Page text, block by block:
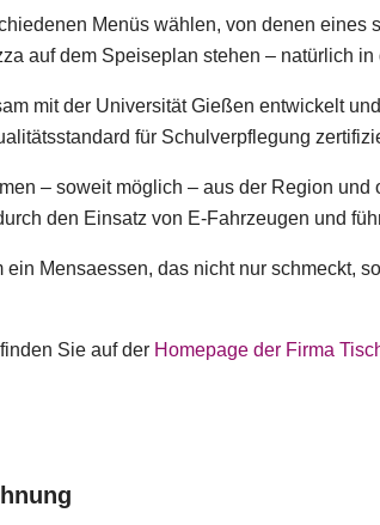
Menüs wählen, von denen
auf dem Speiseplan stehen – natürlich
mit der Universität Gießen entwickelt
für Schulverpflegung
– soweit möglich – aus der Region
den Einsatz von E-Fahrzeugen und
Mensaessen, das nicht nur schmeckt,
Sie auf der Homepage der Firma